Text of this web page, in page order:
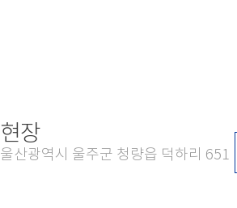
현장
울산광역시 울주군 청량읍 덕하리 651